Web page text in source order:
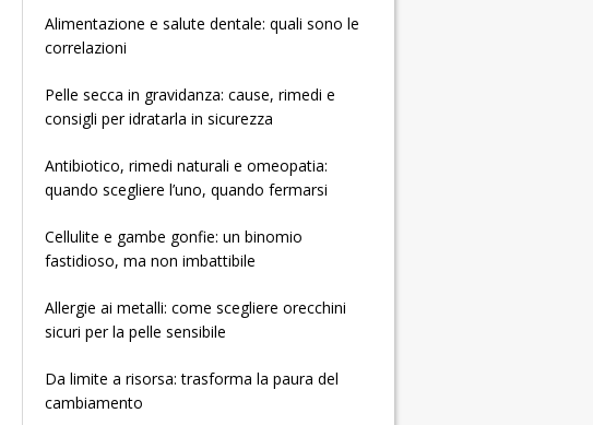
Alimentazione e salute dentale: quali sono le
correlazioni
Pelle secca in gravidanza: cause, rimedi e
consigli per idratarla in sicurezza
Antibiotico, rimedi naturali e omeopatia:
quando scegliere l’uno, quando fermarsi
Cellulite e gambe gonfie: un binomio
fastidioso, ma non imbattibile
Allergie ai metalli: come scegliere orecchini
sicuri per la pelle sensibile
Da limite a risorsa: trasforma la paura del
cambiamento